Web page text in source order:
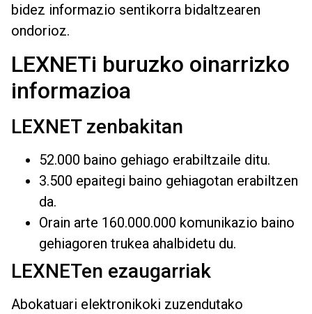
bidez informazio sentikorra bidaltzearen
ondorioz.
LEXNETi buruzko oinarrizko
informazioa
LEXNET zenbakitan
52.000 baino gehiago erabiltzaile ditu.
3.500 epaitegi baino gehiagotan erabiltzen
da.
Orain arte 160.000.000 komunikazio baino
gehiagoren trukea ahalbidetu du.
LEXNETen ezaugarriak
Abokatuari elektronikoki zuzendutako